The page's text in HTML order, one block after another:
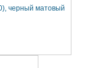
черный матовый